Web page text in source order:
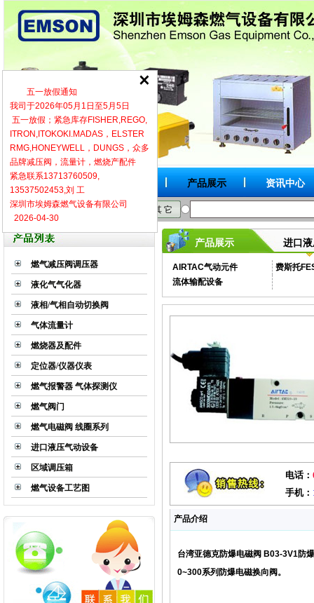
网站首页 产品展示 资讯中心
按品牌 按型号 按类别 其 它
燃气减压阀调压器
液化气气化器
液相/气相自动切换阀
气体流量计
燃烧器及配件
定位器/仪器仪表
燃气报警器 气体探测仪
燃气阀门
燃气电磁阀 线圈系列
进口液压气动设备
区域调压箱
燃气设备工艺图
LS系列气体减压阀
产品展示 进口
AIRTAC气动元件
费斯托
流体输配设备
电话：
手机：
产品介绍
台湾亚德克防爆电磁阀 B03-3V1防
0~300系列防爆电磁换向阀。
五一放假通知
我司于2026年05月1日至5月5日
五一放假；紧急库存FISHER,REGO,
ITRON,ITOKOKI.MADAS，ELSTER
RMG,HONEYWELL，DUNGS，众多
品牌减压阀，流量计，燃烧产配件
紧急联系13713760509,
13537502453,刘 工
深圳市埃姆森燃气设备有限公司
2026-04-30